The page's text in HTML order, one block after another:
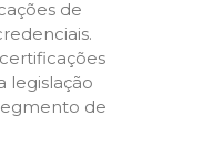
de
legislação
de